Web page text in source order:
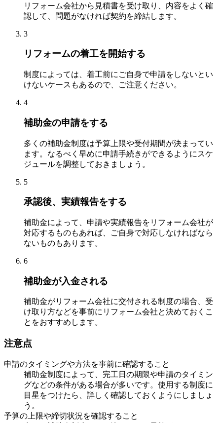
リフォーム会社から見積書を受け取り、内容をよく確
認して、問題がなければ契約を締結します。
3
リフォームの着工を開始する
制度によっては、着工前にご自身で申請をしないとい
けないケースもあるので、ご注意ください。
4
補助金の申請をする
多くの補助金制度は予算上限や受付期間が決まってい
ます。なるべく早めに申請手続きができるようにスケ
ジュールを調整しておきましょう。
5
承認後、実績報告をする
補助金によって、申請や実績報告をリフォーム会社が
対応するものもあれば、ご自身で対応しなければなら
ないものもあります。
6
補助金が入金される
補助金がリフォーム会社に交付される制度の場合、受
け取り方などを事前にリフォーム会社と決めておくこ
とをおすすめします。
注意点
申請のタイミングや方法を事前に確認すること
補助金制度によって、完工日の期限や申請のタイミン
グなどの条件がある場合が多いです。使用する制度に
目星をつけたら、詳しく確認しておくようにしましょ
う。
予算の上限や締切状況を確認すること